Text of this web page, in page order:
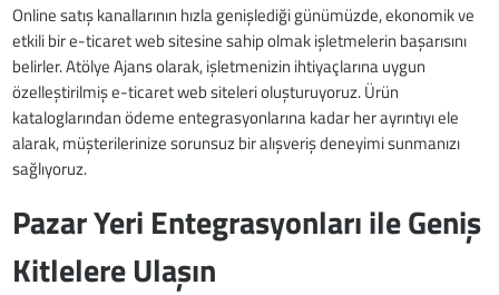
Online satış kanallarının hızla genişlediği günümüzde, ekonomik ve
etkili bir e-ticaret web sitesine sahip olmak işletmelerin başarısını
belirler. Atölye Ajans olarak, işletmenizin ihtiyaçlarına uygun
özelleştirilmiş e-ticaret web siteleri oluşturuyoruz. Ürün
kataloglarından ödeme entegrasyonlarına kadar her ayrıntıyı ele
alarak, müşterilerinize sorunsuz bir alışveriş deneyimi sunmanızı
sağlıyoruz.
Pazar Yeri Entegrasyonları ile Geniş
Kitlelere Ulaşın